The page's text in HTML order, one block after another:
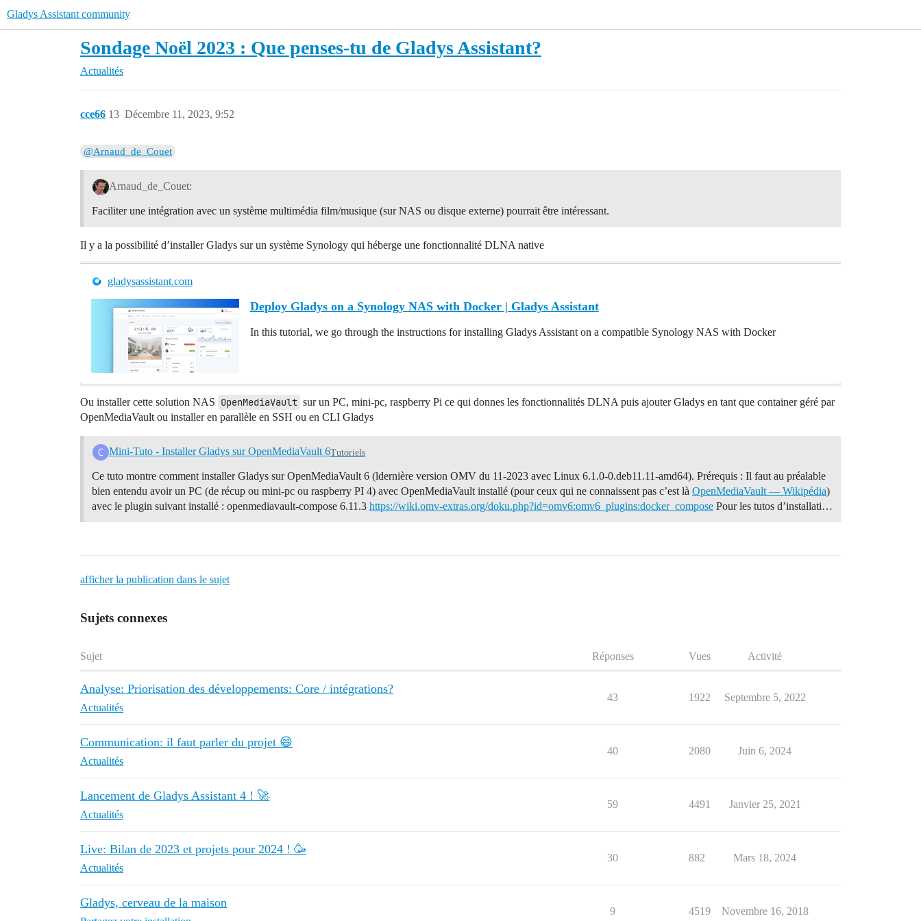
Gladys Assistant community
Sondage Noël 2023 : Que penses-tu de Gladys Assistant?
Actualités
cce66 Décembre 11, 2023, 9:52
13
@Arnaud_de_Couet
Arnaud_de_Couet:
Faciliter une intégration avec un système multimédia film/musique (sur NAS ou disque externe) pourrait être intéressant.
Il y a la possibilité d’installer Gladys sur un système Synology qui héberge une fonctionnalité DLNA native
gladysassistant.com
Deploy Gladys on a Synology NAS with Docker | Gladys Assistant
In this tutorial, we go through the instructions for installing Gladys Assistant on a compatible Synology NAS with Docker
Ou installer cette solution NAS OpenMediaVault sur un PC, mini-pc, raspberry Pi ce qui donnes les fonctionnalités DLNA puis ajouter Gladys en tant que container géré par
OpenMediaVault ou installer en parallèle en SSH ou en CLI Gladys
Mini-Tuto - Installer Gladys sur OpenMediaVault 6Tutoriels
Ce tuto montre comment installer Gladys sur OpenMediaVault 6 (ldernière version OMV du 11-2023 avec Linux 6.1.0-0.deb11.11-amd64). Prérequis : Il faut au préalable
bien entendu avoir un PC (de récup ou mini-pc ou raspberry PI 4) avec OpenMediaVault installé (pour ceux qui ne connaissent pas c’est là OpenMediaVault — Wikipédia)
avec le plugin suivant installé : openmediavault-compose 6.11.3 https://wiki.omv-extras.org/doku.php?id=omv6:omv6_plugins:docker_compose Pour les tutos d’installati…
afficher la publication dans le sujet
Sujets connexes
Sujet Réponses Vues Activité
Analyse: Priorisation des développements: Core / intégrations?
Actualités
43 1922 Septembre 5, 2022
Communication: il faut parler du projet 😄
Actualités
40 2080 Juin 6, 2024
Lancement de Gladys Assistant 4 ! 🚀
Actualités
59 4491 Janvier 25, 2021
Live: Bilan de 2023 et projets pour 2024 ! 🥳
Actualités
30 882 Mars 18, 2024
Gladys, cerveau de la maison
9 4519 Novembre 16, 2018